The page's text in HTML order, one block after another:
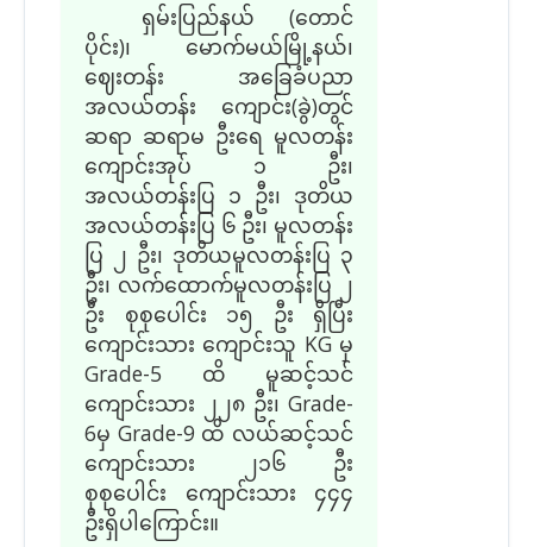
ရှမ်းပြည်နယ် (တောင်
ပိုင်း)၊ မောက်မယ်မြို့နယ်၊
ဈေးတန်း အခြေခံပညာ
အလယ်တန်း ကျောင်း(ခွဲ)တွင်
ဆရာ ဆရာမ ဦးရေ မူလတန်း
ကျောင်းအုပ် ၁ ဦး၊
အလယ်တန်းပြ ၁ ဦး၊ ဒုတိယ
အလယ်တန်းပြ ၆ ဦး၊ မူလတန်း
ပြ ၂ ဦး၊ ဒုတိယမူလတန်းပြ ၃
ဦး၊ လက်ထောက်မူလတန်းပြ ၂
ဦး စုစုပေါင်း ၁၅ ဦး ရှိပြီး
ကျောင်းသား ကျောင်းသူ KG မှ
Grade-5 ထိ မူဆင့်သင်
ကျောင်းသား ၂၂၈ ဦး၊ Grade-
6မှ Grade-9 ထိ လယ်ဆင့်သင်
ကျောင်းသား ၂၁၆ ဦး
စုစုပေါင်း ကျောင်းသား ၄၄၄
ဦးရှိပါကြောင်း။